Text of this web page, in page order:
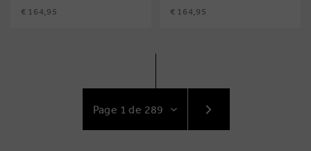
€ 164,95 € 164,95
AU
SUIVANT